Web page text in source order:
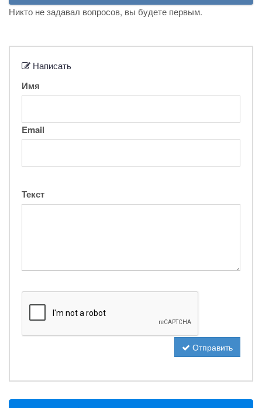
Никто не задавал вопросов, вы будете первым.
Написать
Имя
Email
Текст
Отправить